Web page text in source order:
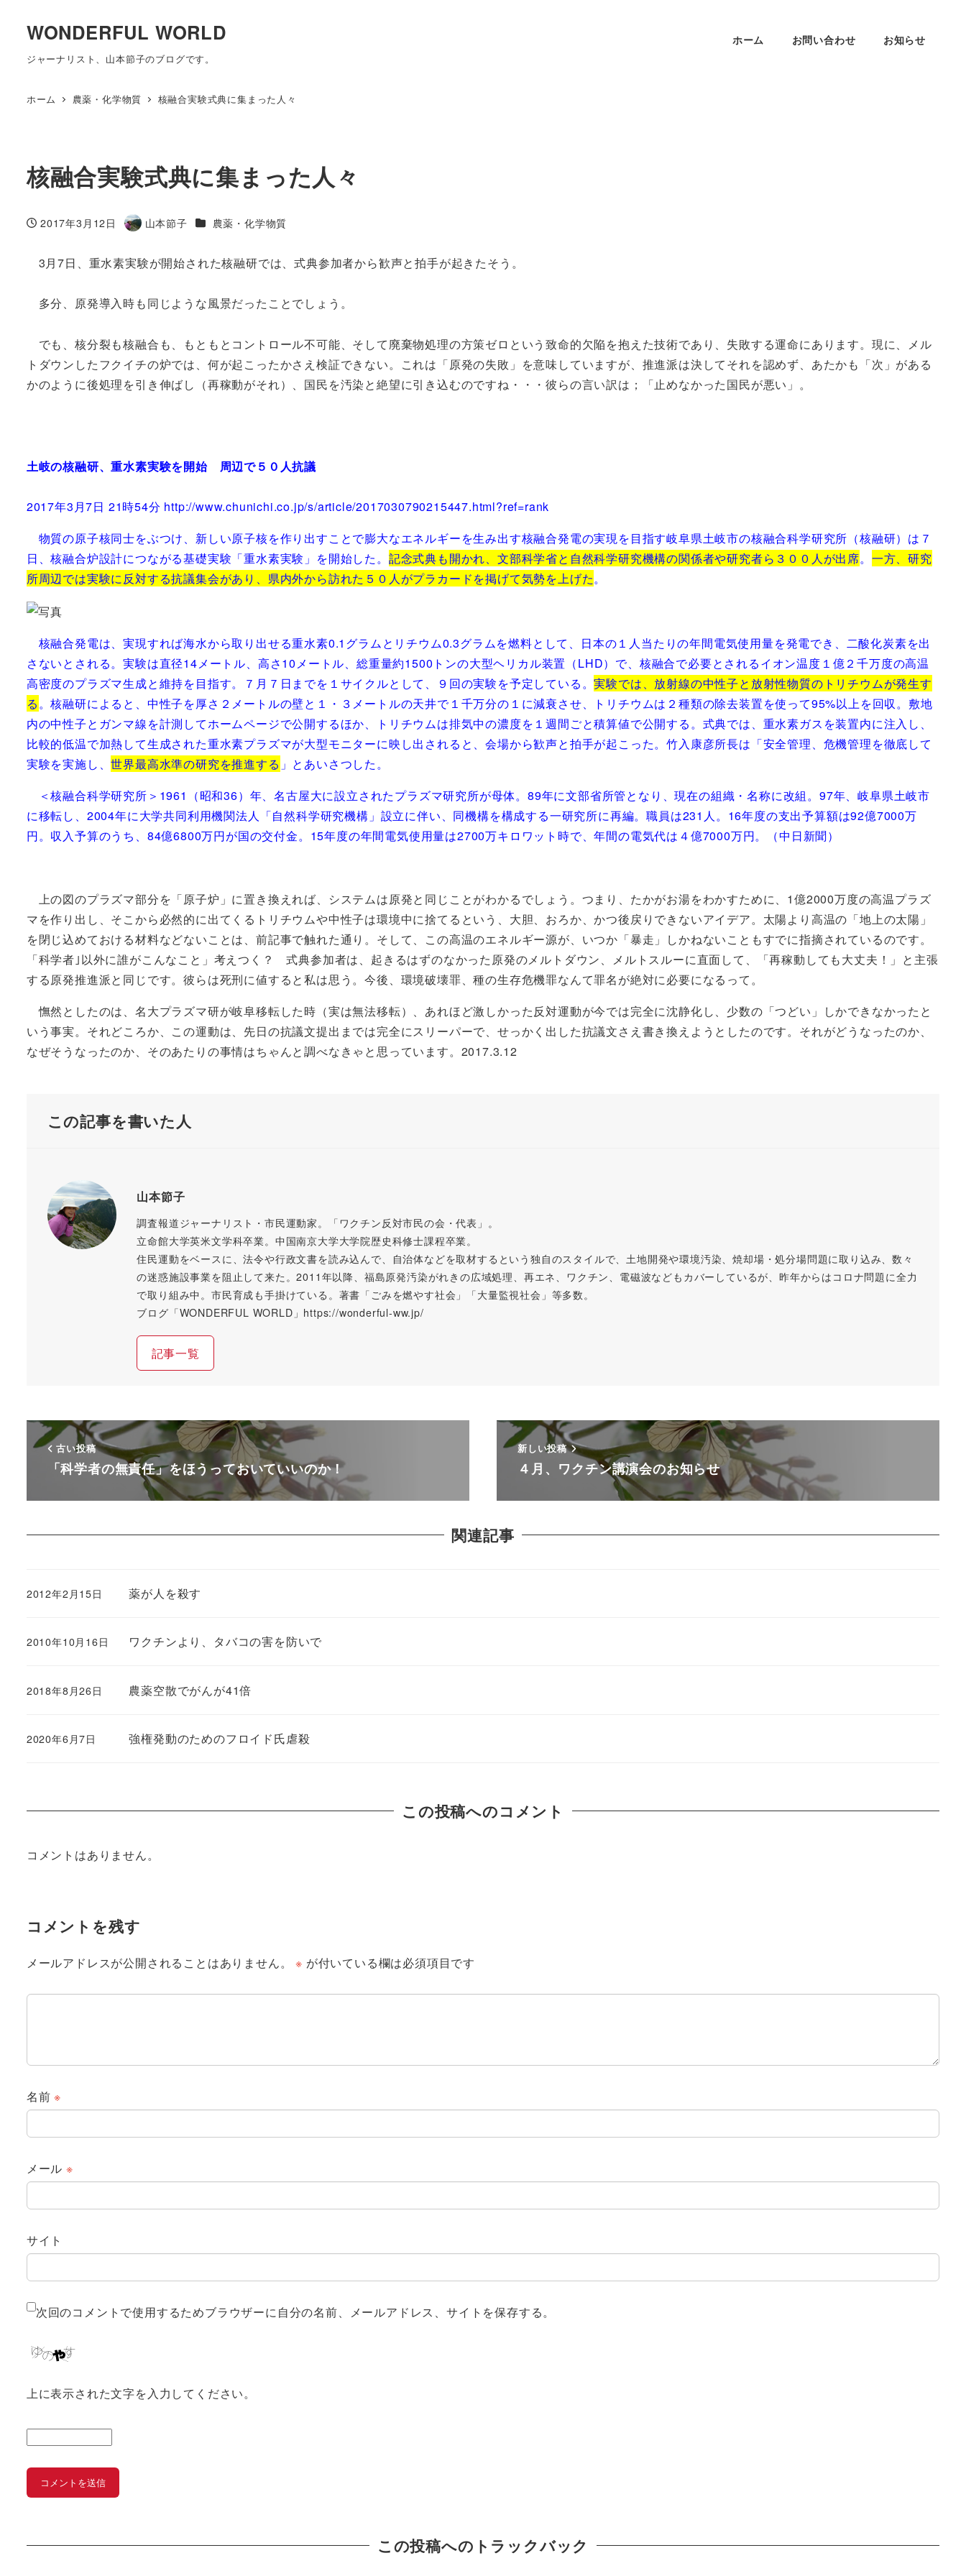
WONDERFUL WORLD
ジャーナリスト、山本節子のブログです。
ホーム お問い合わせ お知らせ
ホーム 農薬・化学物質 核融合実験式典に集まった人々
核融合実験式典に集まった人々
投稿日
2017年3月12日
著
山本節子 カテゴリー
農薬・化学物質
3月7日、重水素実験が開始された核融研では、式典参加者から歓声と拍手が起きたそう。
多分、原発導入時も同じような風景だったことでしょう。
でも、核分裂も核融合も、もともとコントロール不可能、そして廃棄物処理の方策ゼロという致命的欠陥を抱えた技術であり、失敗する運命にあります。現に、メル
トダウンしたフクイチの炉では、何が起こったかさえ検証できない。これは「原発の失敗」を意味していますが、推進派は決してそれを認めず、あたかも「次」がある
かのように後処理を引き伸ばし（再稼動がそれ）、国民を汚染と絶望に引き込むのですね・・・彼らの言い訳は；「止めなかった国民が悪い」。
土岐の核融研、重水素実験を開始 周辺で５０人抗議
2017年3月7日 21時54分 http://www.chunichi.co.jp/s/article/2017030790215447.html?ref=rank
物質の原子核同士をぶつけ、新しい原子核を作り出すことで膨大なエネルギーを生み出す核融合発電の実現を目指す岐阜県土岐市の核融合科学研究所（核融研）は７
日、核融合炉設計につながる基礎実験「重水素実験」を開始した。 記念式典も開かれ、文部科学省と自然科学研究機構の関係者や研究者ら３００人が出席。 一方、研究
所周辺では実験に反対する抗議集会があり、県内外から訪れた５０人がプラカードを掲げて気勢を上げた。
核融合発電は、実現すれば海水から取り出せる重水素0.1グラムとリチウム0.3グラムを燃料として、日本の１人当たりの年間電気使用量を発電でき、二酸化炭素を出
さないとされる。実験は直径14メートル、高さ10メートル、総重量約1500トンの大型ヘリカル装置（LHD）で、核融合で必要とされるイオン温度１億２千万度の高温
高密度のプラズマ生成と維持を目指す。７月７日までを１サイクルとして、９回の実験を予定している。実験では、放射線の中性子と放射性物質のトリチウムが発生す
る。核融研によると、中性子を厚さ２メートルの壁と１・３メートルの天井で１千万分の１に減衰させ、トリチウムは２種類の除去装置を使って95%以上を回収。敷地
内の中性子とガンマ線を計測してホームページで公開するほか、トリチウムは排気中の濃度を１週間ごと積算値で公開する。式典では、重水素ガスを装置内に注入し、
比較的低温で加熱して生成された重水素プラズマが大型モニターに映し出されると、会場から歓声と拍手が起こった。竹入康彦所長は「安全管理、危機管理を徹底して
実験を実施し、世界最高水準の研究を推進する 」とあいさつした。
＜核融合科学研究所＞1961（昭和36）年、名古屋大に設立されたプラズマ研究所が母体。89年に文部省所管となり、現在の組織・名称に改組。97年、岐阜県土岐市
に移転し、2004年に大学共同利用機関法人「自然科学研究機構」設立に伴い、同機構を構成する一研究所に再編。職員は231人。16年度の支出予算額は92億7000万
円。収入予算のうち、84億6800万円が国の交付金。15年度の年間電気使用量は2700万キロワット時で、年間の電気代は４億7000万円。（中日新聞）
上の図のプラズマ部分を「原子炉」に置き換えれば、システムは原発と同じことがわかるでしょう。つまり、たかがお湯をわかすために、1億2000万度の高温プラズ
マを作り出し、そこから必然的に出てくるトリチウムや中性子は環境中に捨てるという、大胆、おろか、かつ後戻りできないアイデア。太陽より高温の「地上の太陽」
を閉じ込めておける材料などないことは、前記事で触れた通り。そして、この高温のエネルギー源が、いつか「暴走」しかねないこともすでに指摘されているのです。
「科学者｣以外に誰がこんなこと」考えつく？ 式典参加者は、起きるはずのなかった原発のメルトダウン、メルトスルーに直面して、「再稼動しても大丈夫！」と主張
する原発推進派と同じです。彼らは死刑に値すると私は思う。今後、環境破壊罪、種の生存危機罪なんて罪名が絶対に必要になるって。
憮然としたのは、名大プラズマ研が岐阜移転した時（実は無法移転）、あれほど激しかった反対運動が今では完全に沈静化し、少数の「つどい」しかできなかったと
いう事実。それどころか、この運動は、先日の抗議文提出までは完全にスリーパーで、せっかく出した抗議文さえ書き換えようとしたのです。それがどうなったのか、
なぜそうなったのか、そのあたりの事情はちゃんと調べなきゃと思っています。2017.3.12
この記事を書いた人
山本節子
調査報道ジャーナリスト・市民運動家。「ワクチン反対市民の会・代表」。
立命館大学英米文学科卒業。中国南京大学大学院歴史科修士課程卒業。
住民運動をベースに、法令や行政文書を読み込んで、自治体などを取材するという独自のスタイルで、土地開発や環境汚染、焼却場・処分場問題に取り込み、数々
の迷惑施設事業を阻止して来た。2011年以降、福島原発汚染がれきの広域処理、再エネ、ワクチン、電磁波などもカバーしているが、昨年からはコロナ問題に全力
で取り組み中。市民育成も手掛けている。著書「ごみを燃やす社会」「大量監視社会」等多数。
ブログ「WONDERFUL WORLD」https://wonderful-ww.jp/
記事一覧
古い投稿
「科学者の無責任」をほうっておいていいのか！
新しい投稿
４月、ワクチン講演会のお知らせ
関連記事
薬が人を殺す
2012年2月15日
ワクチンより、タバコの害を防いで
2010年10月16日
農薬空散でがんが41倍
2018年8月26日
強権発動のためのフロイド氏虐殺
2020年6月7日
この投稿へのコメント
コメントはありません。
コメントを残す
メールアドレスが公開されることはありません。 ※ が付いている欄は必須項目です
名前※
メール ※
サイト
次回のコメントで使用するためブラウザーに自分の名前、メールアドレス、サイトを保存する。
上に表示された文字を入力してください。
この投稿へのトラックバック